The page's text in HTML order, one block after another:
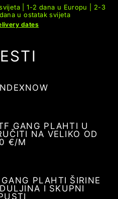
| 1-2 dana u Europu | 2-3
u ostatak svijeta
dates
GANG PLAHTI U
NA VELIKO OD
€/M
PLAHTI ŠIRINE
I SKUPNI